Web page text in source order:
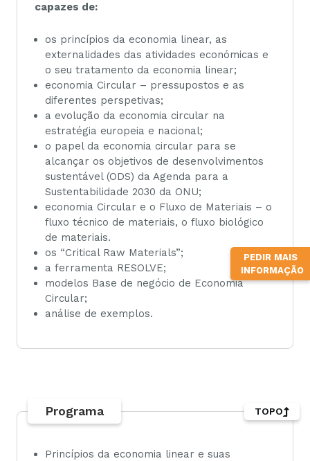
PEDIR MAIS
INFORMAÇÃO
capazes de:
os princípios da economia linear, as
externalidades das atividades económicas e
o seu tratamento da economia linear;
economia Circular – pressupostos e as
diferentes perspetivas;
a evolução da economia circular na
estratégia europeia e nacional;
o papel da economia circular para se
alcançar os objetivos de desenvolvimentos
sustentável (ODS) da Agenda para a
Sustentabilidade 2030 da ONU;
economia Circular e o Fluxo de Materiais – o
fluxo técnico de materiais, o fluxo biológico
de materiais.
os “Critical Raw Materials”;
a ferramenta RESOLVE;
modelos Base de negócio de Economia
Circular;
análise de exemplos.
Programa
Princípios da economia linear e suas
TOPO